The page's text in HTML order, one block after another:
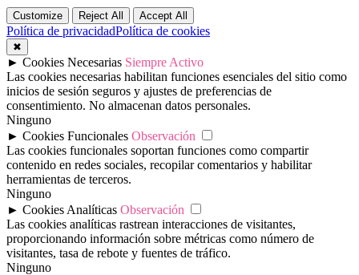
Customize Reject All Accept All
Política de privacidadPolítica de cookies
✖
► Cookies Necesarias Siempre Activo
Las cookies necesarias habilitan funciones esenciales del sitio como
inicios de sesión seguros y ajustes de preferencias de
consentimiento. No almacenan datos personales.
Ninguno
► Cookies Funcionales Observación
Las cookies funcionales soportan funciones como compartir
contenido en redes sociales, recopilar comentarios y habilitar
herramientas de terceros.
Ninguno
► Cookies Analíticas Observación
Las cookies analíticas rastrean interacciones de visitantes,
proporcionando información sobre métricas como número de
visitantes, tasa de rebote y fuentes de tráfico.
Ninguno